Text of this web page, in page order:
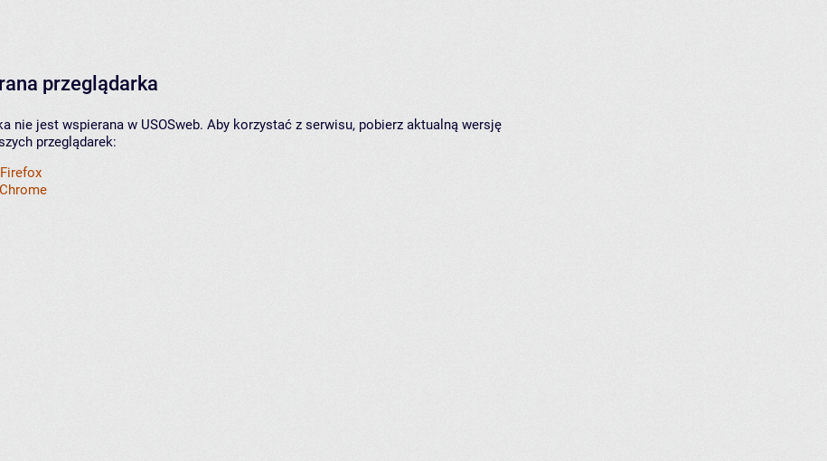
przeglądarka
nie jest wspierana w USOSweb. Aby korzystać z serwisu, pobierz aktualną wersję
przeglądarek: